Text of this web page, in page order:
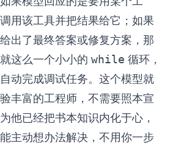
用该工具并把结果给它；如果
出了最终答案或修复方案，那
这么一个小小的 while 循环，
动完成调试任务。这个模型就
丰富的工程师，不需要照本宣
已经把书本知识内化于心，
主动想办法解决，不用你一步